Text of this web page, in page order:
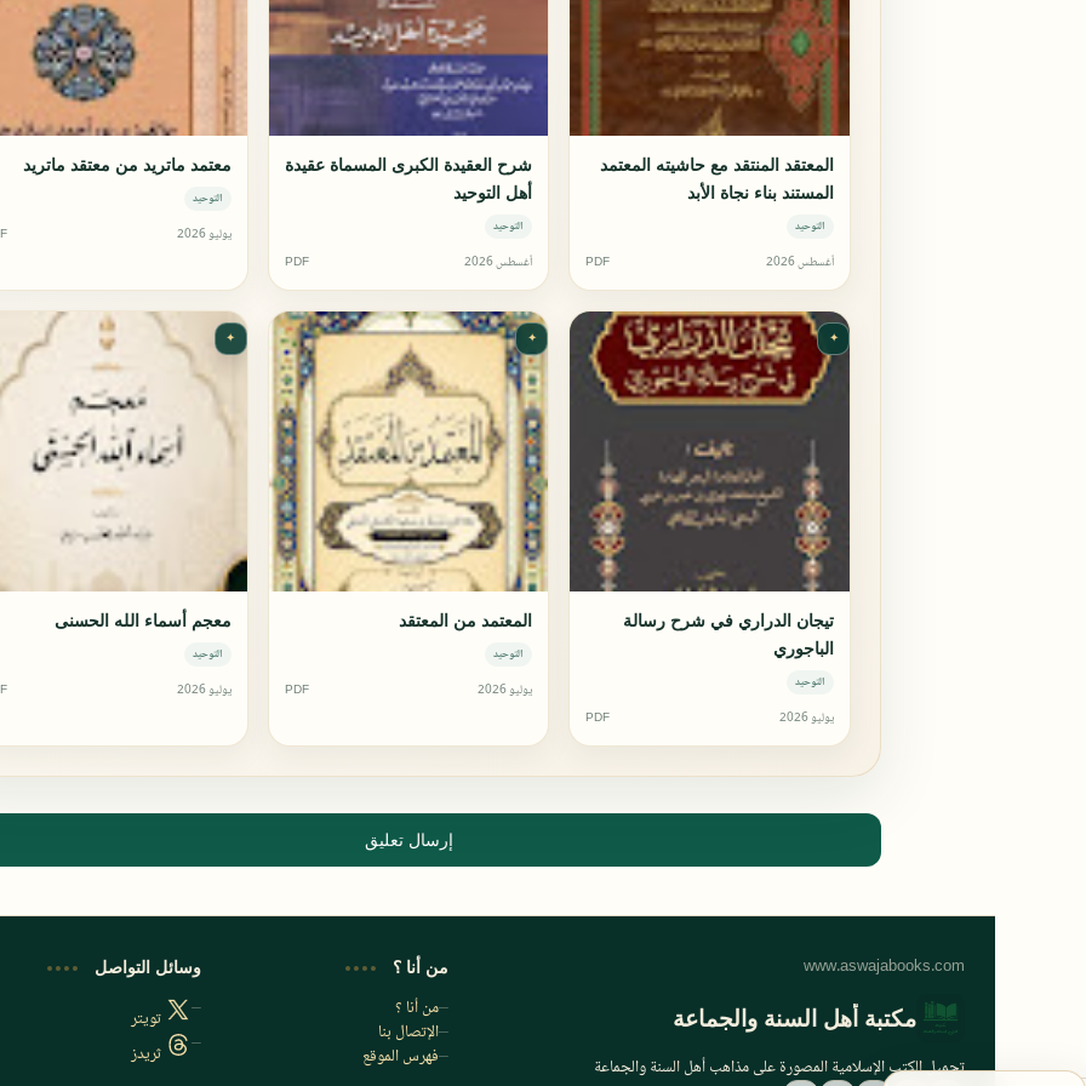
المعتقد المنتقد مع حاشيته المعتمد
المستند بناء نجاة الأبد
التوحيد
أغسطس 2026 PDF
شرح العقيدة الكبرى المسماة عقيدة
أهل التوحيد
التوحيد
أغسطس 2026 PDF
معتمد ماتريد من معتقد ماتريد
التوحيد
يوليو 2026
✦
تيجان الدراري في شرح رسالة
الباجوري
التوحيد
يوليو 2026 PDF
✦
المعتمد من المعتقد
التوحيد
يوليو 2026 PDF
✦
معجم أسماء الله الحسنى
التوحيد
يوليو 2026
إرسال تعليق
مكتبة أهل السنة والجماعة
تحميل الكتب الإسلامية المصورة على مذاهب أهل السنة والجماعة
من أنا ؟
من أنا ؟
الإتصال بنا
فهرس الموقع
وسائل التواصل
تويتر
ثريدز